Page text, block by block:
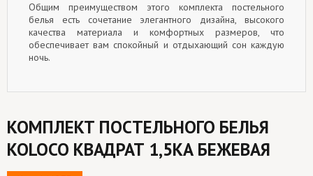
Общим преимуществом этого комплекта постельного
белья есть сочетание элегантного дизайна, высокого
качества материала и комфортных размеров, что
обеспечивает вам спокойный и отдыхающий сон каждую
ночь.
КОМПЛЕКТ ПОСТЕЛЬНОГО БЕЛЬЯ
KOLOCO КВАДРАТ 1,5КА БЕЖЕВАЯ